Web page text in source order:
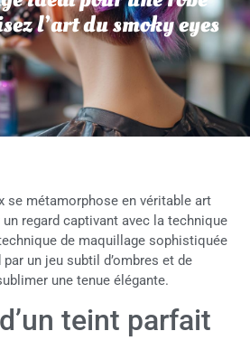
l’art du smoky eyes
se métamorphose en véritable art
un regard captivant avec la technique
de maquillage sophistiquée
un jeu subtil d’ombres et de
une tenue élégante.
teint parfait